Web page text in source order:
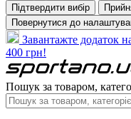
Підтвердити вибір
Повернутися до
Завантажте додаток
400 грн!
Пошук за товаром,